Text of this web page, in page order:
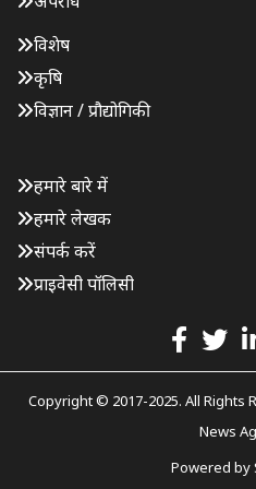
विशेष
कृषि
विज्ञान / प्रौद्योगिकी
हमारे बारे में
हमारे लेखक
संपर्क करें
प्राइवेसी पॉलिसी
Copyright © 2017-2025. All Rights
News
Powered by